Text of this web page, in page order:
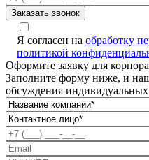
Я согласен на обработку
политикой
Оформите заявку для
Заполните форму ниже, и
обсуждения